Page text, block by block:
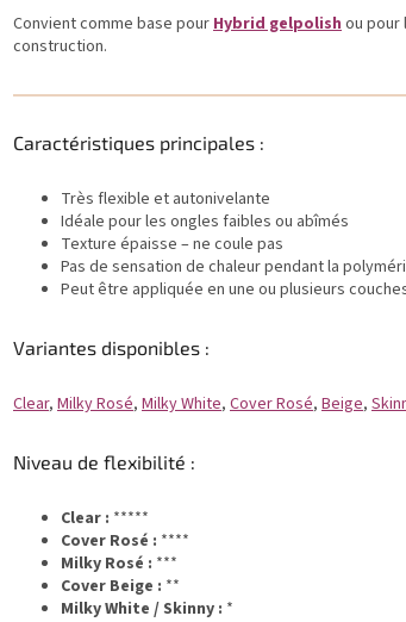
Convient comme base pour Hybrid gelpolish ou pour
construction.
Caractéristiques principales :
Très flexible et autonivelante
Idéale pour les ongles faibles ou abîmés
Texture épaisse – ne coule pas
Pas de sensation de chaleur pendant la
Peut être appliquée en une ou plusieurs
Variantes disponibles :
Clear, Milky Rosé, Milky White, Cover Rosé, Beige,
Niveau de flexibilité :
Clear : *****
Cover Rosé : ****
Milky Rosé : ***
Cover Beige : **
Milky White / Skinny : *